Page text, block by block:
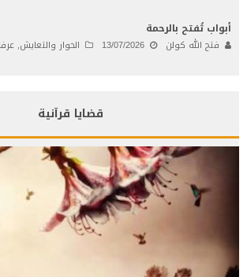
أبواب تُفتح بالرحمة
فتح الله كولن 13/07/2026 الحوار والتعايش,
قضايا قرآنية